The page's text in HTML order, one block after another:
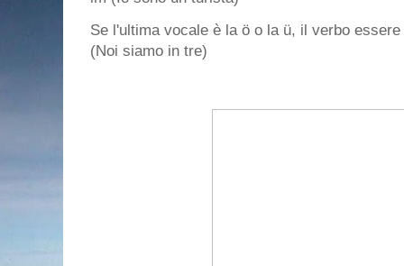
Se l'ultima vocale è la ö o la ü, il verbo
(Noi siamo in tre)